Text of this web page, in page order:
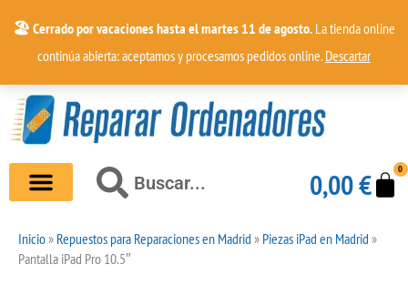
🏖️ Cerrado por vacaciones hasta el martes 11 de agosto.La tienda online
continúa abierta: aceptamos y procesamos pedidos online.Descartar
contenido
BuscarBuscar 0,00€ 0
Inicio»Repuestos para Reparaciones en Madrid»Piezas iPad en Madrid»
Pantalla iPad Pro 10.5″